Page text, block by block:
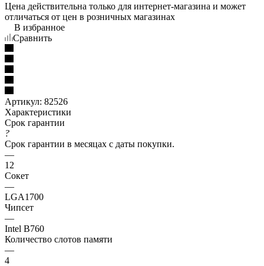
Цена действительна только для интернет-магазина и может
отличаться от цен в розничных магазинах
В избранное
Сравнить
Артикул: 82526
Характеристики
Срок гарантии
?
Срок гарантии в месяцах с даты покупки.
—
12
Сокет
—
LGA1700
Чипсет
—
Intel B760
Количество слотов памяти
—
4